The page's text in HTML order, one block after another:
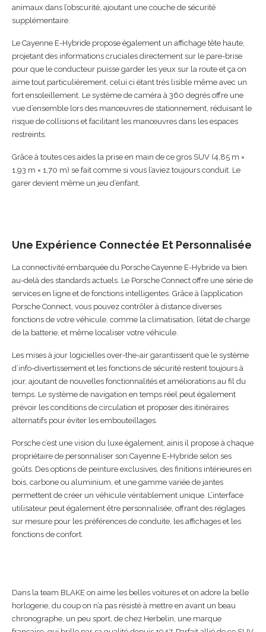
animaux dans l’obscurité, ajoutant une couche de sécurité
supplémentaire.
Le Cayenne E-Hybride propose également un affichage tête haute,
projetant des informations cruciales directement sur le pare-brise
pour que le conducteur puisse garder les yeux sur la route et ça on
aime tout particulièrement, celui ci étant très lisible même avec un
fort ensoleillement. Le système de caméra à 360 degrés offre une
vue d’ensemble lors des manœuvres de stationnement, réduisant le
risque de collisions et facilitant les manœuvres dans les espaces
restreints.
Grâce à toutes ces aides la prise en main de ce gros SUV (4,85 m ×
1,93 m × 1,70 m) se fait comme si vous l’aviez toujours conduit. Le
garer devient même un jeu d’enfant.
Une Expérience Connectée Et Personnalisée
La connectivité embarquée du Porsche Cayenne E-Hybride va bien
au-delà des standards actuels. Le Porsche Connect offre une série de
services en ligne et de fonctions intelligentes. Grâce à l’application
Porsche Connect, vous pouvez contrôler à distance diverses
fonctions de votre véhicule, comme la climatisation, l’état de charge
de la batterie, et même localiser votre véhicule.
Les mises à jour logicielles over-the-air garantissent que le système
d’info-divertissement et les fonctions de sécurité restent toujours à
jour, ajoutant de nouvelles fonctionnalités et améliorations au fil du
temps. Le système de navigation en temps réel peut également
prévoir les conditions de circulation et proposer des itinéraires
alternatifs pour éviter les embouteillages.
Porsche c’est une vision du luxe également, ainis il propose à chaque
propriétaire de personnaliser son Cayenne E-Hybride selon ses
goûts. Des options de peinture exclusives, des finitions intérieures en
bois, carbone ou aluminium, et une gamme variée de jantes
permettent de créer un véhicule véritablement unique. L’interface
utilisateur peut également être personnalisée, offrant des réglages
sur mesure pour les préférences de conduite, les affichages et les
fonctions de confort.
Dans la team BLAKE on aime les belles voitures et on adore la belle
horlogerie, du coup on n’a pas résisté à mettre en avant un beau
chronographe, un peu sport, de chez Herbelin, une marque